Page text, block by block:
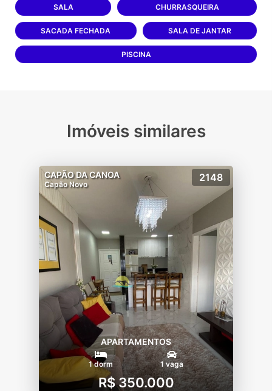
SALA CHURRASQUEIRA
SACADA FECHADA SALA DE JANTAR
PISCINA
Imóveis similares
CAPÃO DA CANOA
Capão Novo
2148
APARTAMENTOS
1 dorm 1 vaga
R$ 350.000